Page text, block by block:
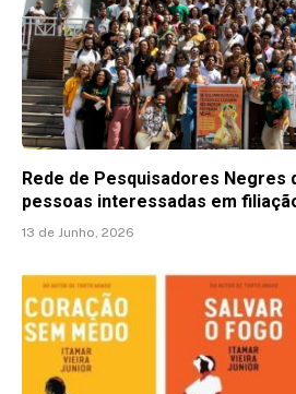
Rede de Pesquisadores Negres
pessoas interessadas em
13 de Junho, 2026